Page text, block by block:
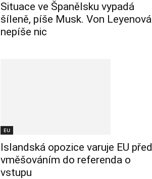
Situace ve Španělsku vypadá
šíleně, píše Musk. Von Leyenová
nepíše nic
EU
Islandská opozice varuje EU před
vměšováním do referenda o
vstupu